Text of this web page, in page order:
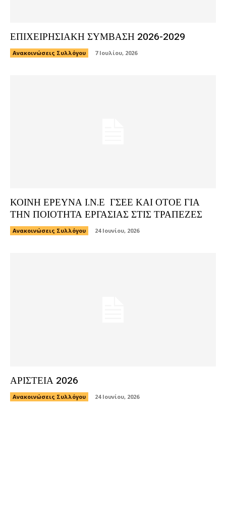
ΕΠΙΧΕΙΡΗΣΙΑΚΗ ΣΥΜΒΑΣΗ 2026-2029
Ανακοινώσεις Συλλόγου 7 Ιουλίου, 2026
ΚΟΙΝΗ ΕΡΕΥΝΑ Ι.Ν.Ε ΓΣΕΕ ΚΑΙ ΟΤΟΕ ΓΙΑ
ΤΗΝ ΠΟΙΟΤΗΤΑ ΕΡΓΑΣΙΑΣ ΣΤΙΣ ΤΡΑΠΕΖΕΣ
Ανακοινώσεις Συλλόγου 24 Ιουνίου, 2026
ΑΡΙΣΤΕΙΑ 2026
Ανακοινώσεις Συλλόγου 24 Ιουνίου, 2026